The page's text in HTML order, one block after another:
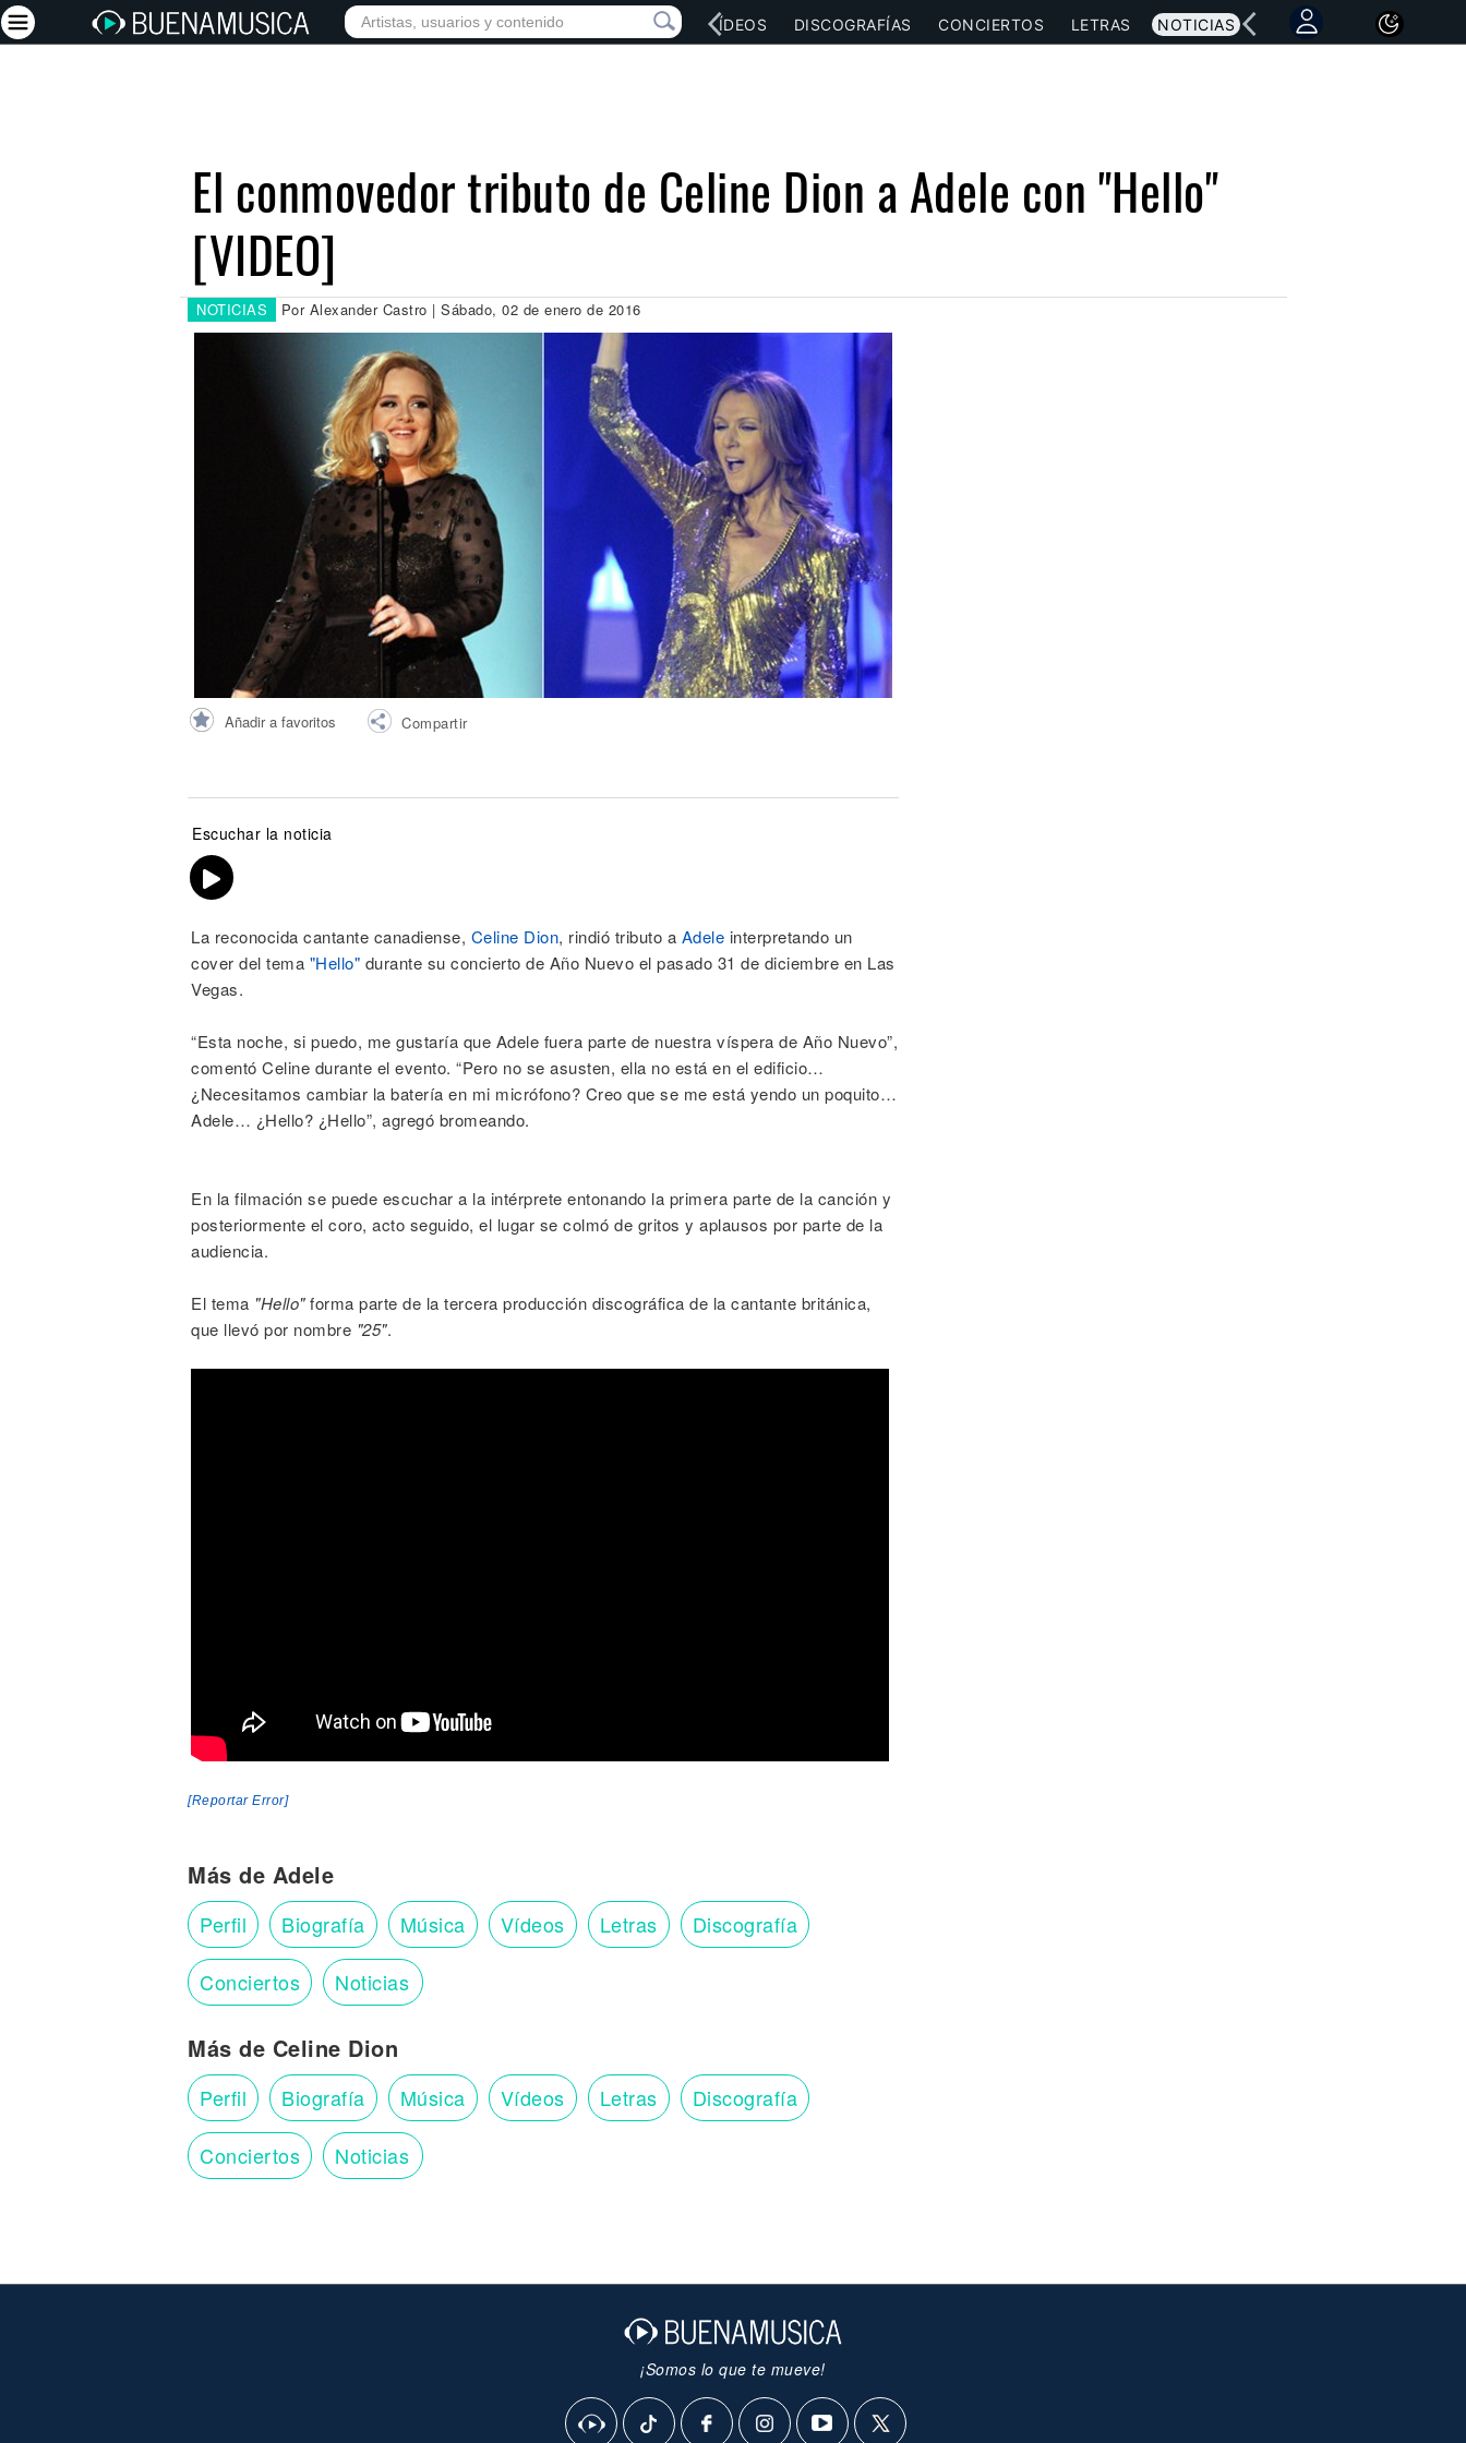
INICIO ARTISTAS RED SOCIAL MÚSICA VÍDEOS DISCOGRAFÍAS CONCIERTOS LETRAS NOTICIAS
El conmovedor tributo de Celine Dion a Adele con "Hello"
[VIDEO]
NOTICIAS Por Alexander Castro | Sábado, 02 de enero de 2016
Añadir a favoritos Compartir
Escuchar la noticia
La reconocida cantante canadiense, Celine Dion, rindió tributo a Adele interpretando un
cover del tema "Hello" durante su concierto de Año Nuevo el pasado 31 de diciembre en Las
Vegas.
“Esta noche, si puedo, me gustaría que Adele fuera parte de nuestra víspera de Año Nuevo”,
comentó Celine durante el evento. “Pero no se asusten, ella no está en el edificio…
¿Necesitamos cambiar la batería en mi micrófono? Creo que se me está yendo un poquito…
Adele… ¿Hello? ¿Hello”, agregó bromeando.
En la filmación se puede escuchar a la intérprete entonando la primera parte de la canción y
posteriormente el coro, acto seguido, el lugar se colmó de gritos y aplausos por parte de la
audiencia.
El tema "Hello"forma parte de la tercera producción discográfica de la cantante británica,
que llevó por nombre "25".
[Reportar Error]
Más de Adele
Perfil Biografía Música Vídeos Letras Discografía
Conciertos Noticias
Más de Celine Dion
Perfil Biografía Música Vídeos Letras Discografía
Conciertos Noticias
¡Somos lo que te mueve!